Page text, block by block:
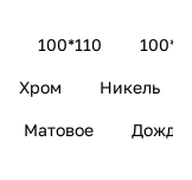
100*110
Хром Никель
Матовое Дождь